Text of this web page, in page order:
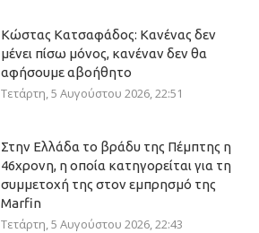
Κώστας Κατσαφάδος: Κανένας δεν
μένει πίσω μόνος, κανέναν δεν θα
αφήσουμε αβοήθητο
Τετάρτη, 5 Αυγούστου 2026, 22:51
Στην Ελλάδα το βράδυ της Πέμπτης η
46χρονη, η οποία κατηγορείται για τη
συμμετοχή της στον εμπρησμό της
Marfin
Τετάρτη, 5 Αυγούστου 2026, 22:43